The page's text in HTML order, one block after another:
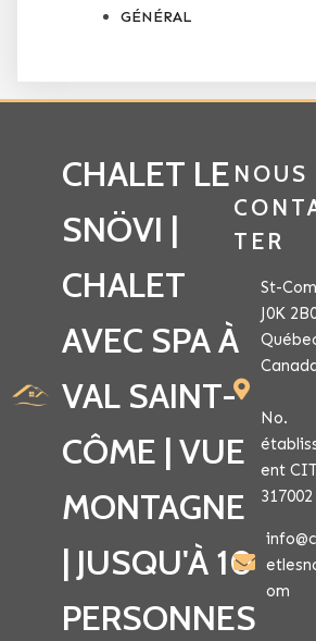
GÉNÉRAL
CHALET LE
SNÖVI |
CHALET
AVEC SPA À
VAL SAINT-
CÔME | VUE
MONTAGNE
| JUSQU'À 10
PERSONNES
NOUS
TER
St-
J0K
No.
ent
317002
om